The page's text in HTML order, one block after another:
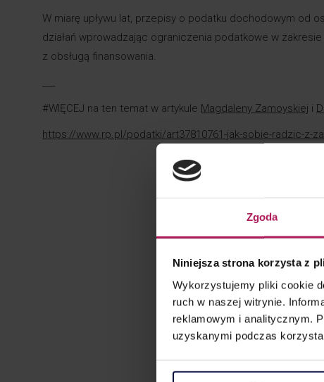
Zgoda
Niniejsza strona korzysta z
Wykorzystujemy pliki cookie
ruch w naszej witrynie.
reklamowym i analitycznym.
uzyskanymi podczas
W miarę upływu lat, przepisy o podatku dochodowym
działań wprowadzając ograniczenia podatkowe w
z obsługą finansowania.
#WIĘCEJ na ten temat w artykule Magdaleny Zamoyskiej i
https://www.rp.pl/podatki/art37810761-jak-sobie-radzic-z-